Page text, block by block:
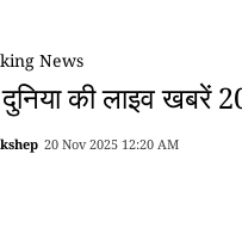
News
की लाइव
20 Nov 2025 12:20 AM